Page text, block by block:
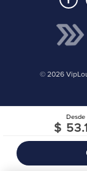
Desde
$
© 2026